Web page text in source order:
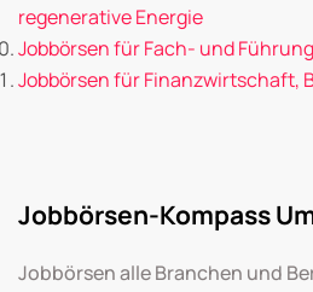
regenerative Energie
Jobbörsen für Fach- und
Jobbörsen für Finanzwirtschaft,
Jobbörsen-Kompass
Jobbörsen alle Branchen und